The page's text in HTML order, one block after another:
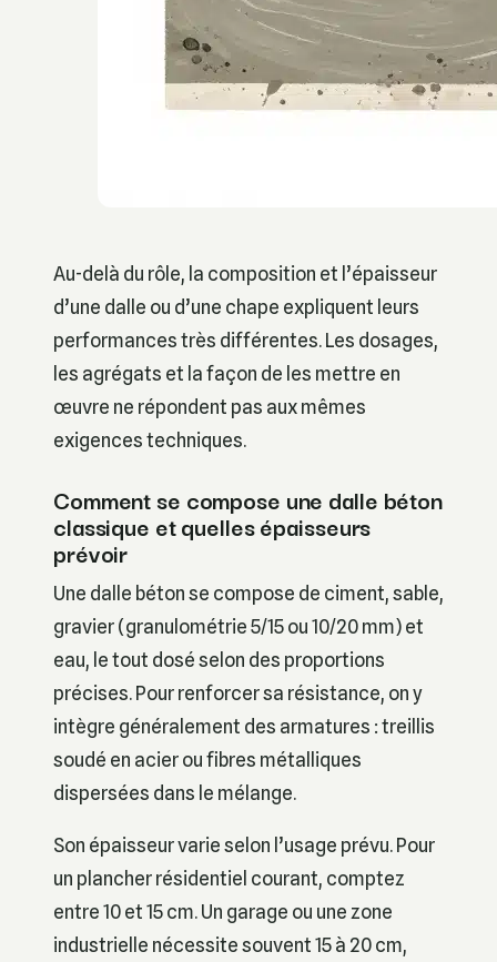
Au-delà du rôle, la composition et l’épaisseur
d’une dalle ou d’une chape expliquent leurs
performances très différentes. Les dosages,
les agrégats et la façon de les mettre en
œuvre ne répondent pas aux mêmes
exigences techniques.
Comment se compose une dalle béton
classique et quelles épaisseurs
prévoir
Une dalle béton se compose de ciment, sable,
gravier (granulométrie 5/15 ou 10/20 mm) et
eau, le tout dosé selon des proportions
précises. Pour renforcer sa résistance, on y
intègre généralement des armatures : treillis
soudé en acier ou fibres métalliques
dispersées dans le mélange.
Son épaisseur varie selon l’usage prévu. Pour
un plancher résidentiel courant, comptez
entre 10 et 15 cm. Un garage ou une zone
industrielle nécessite souvent 15 à 20 cm,